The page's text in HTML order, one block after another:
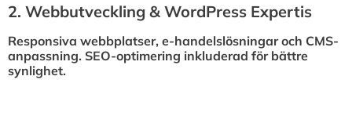
2.⁠ ⁠Webbutveckling & WordPress Expertis
Responsiva webbplatser, e-handelslösningar och CMS-
anpassning. SEO-optimering inkluderad för bättre
synlighet.